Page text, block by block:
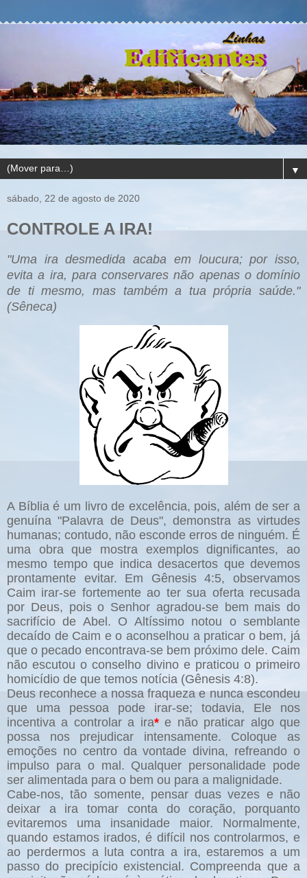
▼
sábado, 22 de agosto de 2020
CONTROLE A IRA!
"Uma ira desmedida acaba em loucura; por isso,
evita a ira, para conservares não apenas o domínio
de ti mesmo, mas também a tua própria saúde."
(Sêneca)
A Bíblia é um livro de excelência, pois, além de ser a
genuína "Palavra de Deus", demonstra as virtudes
humanas; contudo, não esconde erros de ninguém. É
uma obra que mostra exemplos dignificantes, ao
mesmo tempo que indica desacertos que devemos
prontamente evitar. Em Gênesis 4:5, observamos
Caim irar-se fortemente ao ter sua oferta recusada
por Deus, pois o Senhor agradou-se bem mais do
sacrifício de Abel. O Altíssimo notou o semblante
decaído de Caim e o aconselhou a praticar o bem, já
que o pecado encontrava-se bem próximo dele. Caim
não escutou o conselho divino e praticou o primeiro
homicídio de que temos notícia (Gênesis 4:8).
Deus reconhece a nossa fraqueza e nunca escondeu
que uma pessoa pode irar-se; todavia, Ele nos
incentiva a controlar a ira*e não praticar algo que
possa nos prejudicar intensamente. Coloque as
emoções no centro da vontade divina, refreando o
impulso para o mal. Qualquer personalidade pode
ser alimentada para o bem ou para a malignidade.
Cabe-nos, tão somente, pensar duas vezes e não
deixar a ira tomar conta do coração, porquanto
evitaremos uma insanidade maior. Normalmente,
quando estamos irados, é difícil nos controlarmos, e
ao perdermos a luta contra a ira, estaremos a um
passo do precipício existencial. Compreenda que a